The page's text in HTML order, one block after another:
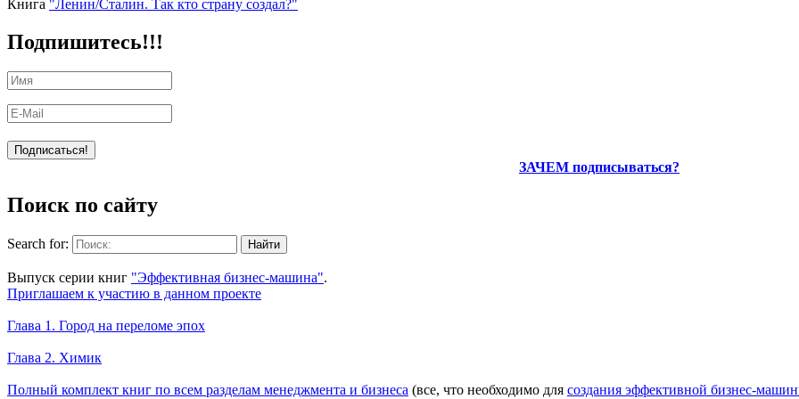
Книга "Ленин/Сталин. Так кто страну создал?"
Подпишитесь!!!
ЗАЧЕМ подписываться?
Поиск по сайту
Search for:
Выпуск серии книг "Эффективная бизнес-машина".
Приглашаем к участию в данном проекте
Глава 1. Город на переломе эпох
Глава 2. Химик
Полный комплект книг по всем разделам менеджмента и бизнеса (все, что необходимо для создания эффективной бизнес-